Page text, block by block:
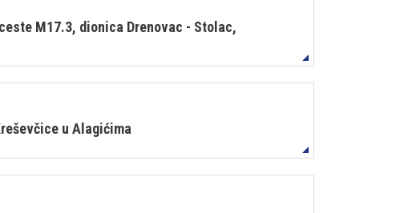
M17.3, dionica Drenovac - Stolac,
u Alagićima